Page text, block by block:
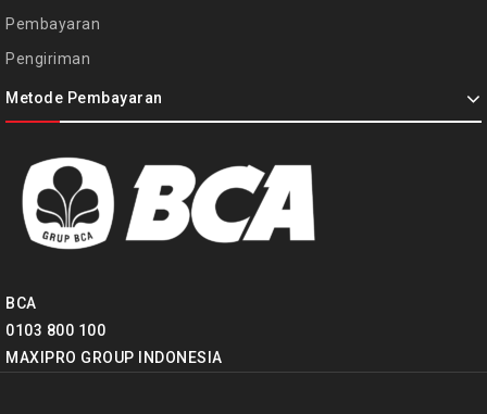
Pembayaran
Pengiriman
Metode Pembayaran
BCA
0103 800 100
MAXIPRO GROUP INDONESIA